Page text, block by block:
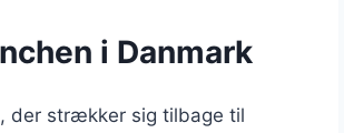
i Danmark
der strækker sig tilbage til